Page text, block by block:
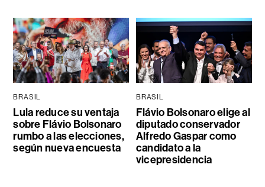
BRASIL
Lula reduce su ventaja
sobre Flávio Bolsonaro
rumbo a las elecciones,
según nueva encuesta
BRASIL
Flávio Bolsonaro elige al
diputado conservador
Alfredo Gaspar como
candidato a la
vicepresidencia